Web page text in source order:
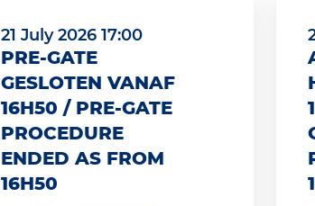
21 July 2026 17:00
PRE-GATE
GESLOTEN VANAF
16H50 / PRE-GATE
PROCEDURE
ENDED AS FROM
16H50